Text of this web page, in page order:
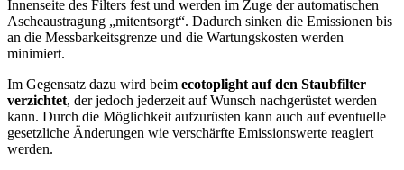
Innenseite des Filters fest und werden im Zuge der automatischen
Ascheaustragung „mitentsorgt“. Dadurch sinken die Emissionen bis
an die Messbarkeitsgrenze und die Wartungskosten werden
minimiert.
Im Gegensatz dazu wird beim ecotoplight auf den Staubfilter
verzichtet, der jedoch jederzeit auf Wunsch nachgerüstet werden
kann. Durch die Möglichkeit aufzurüsten kann auch auf eventuelle
gesetzliche Änderungen wie verschärfte Emissionswerte reagiert
werden.